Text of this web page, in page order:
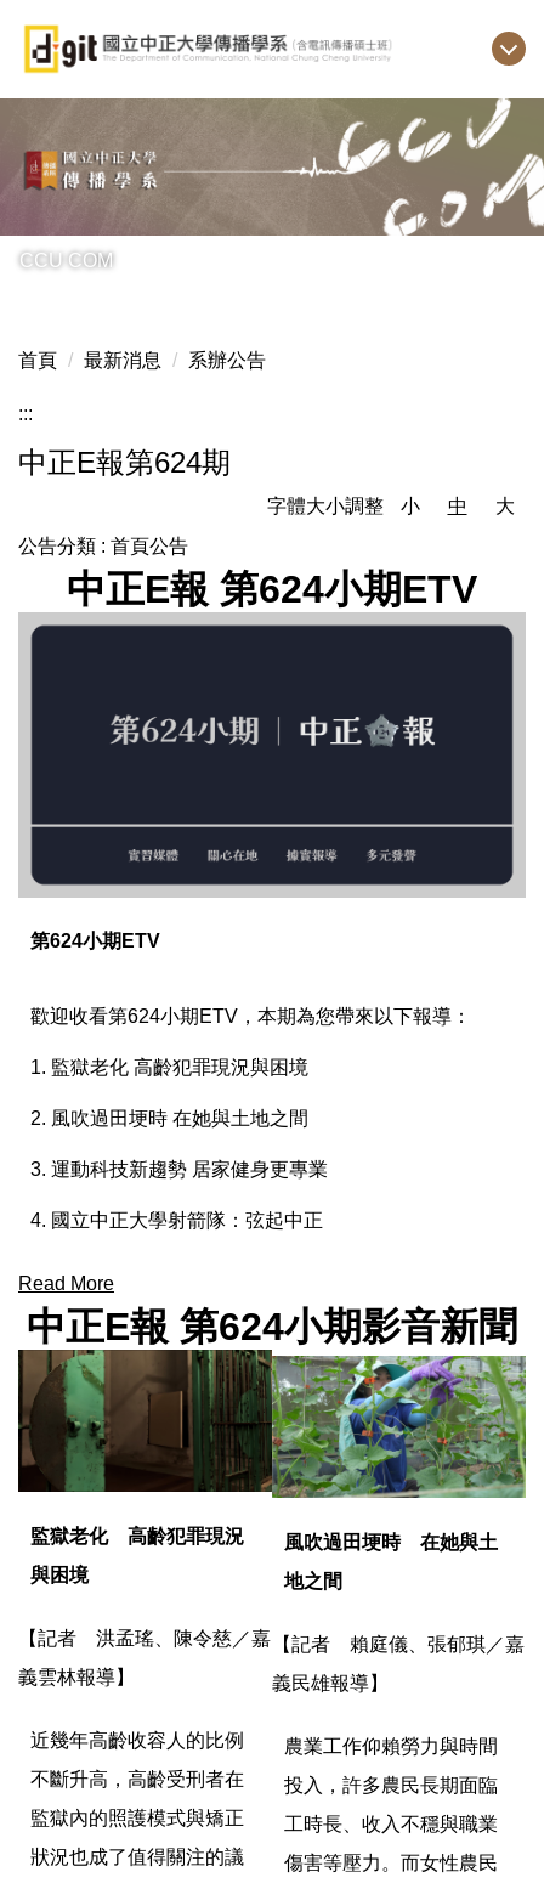
主
區
CCU COM
首頁 最新消息 系辦公告
:::
中正E報第624期
字體大小調整 小 中
大
公告分類 : 首頁公告
中正E報 第624小期ETV
第624小期ETV
歡迎收看第624小期ETV，本期為您帶來以下報導：
1. 監獄老化 高齡犯罪現況與困境
2. 風吹過田埂時 在她與土地之間
3. 運動科技新趨勢 居家健身更專業
4. 國立中正大學射箭隊：弦起中正
Read More
中正E報 第624小期影音新聞
監獄老化 高齡犯罪現況
與困境
【記者 洪孟瑤、陳令慈／嘉
義雲林報導】
近幾年高齡收容人的比例
不斷升高， 高齡受刑者在
監獄內的照護模式與矯正
狀況也成了值得關注的議
風吹過田埂時 在她與土
地之間
【記者 賴庭儀、張郁琪／嘉
義民雄報導】
農業工作仰賴勞力與時間
投入，許多農民長期面臨
工時長、 收入不穩與職業
傷害等壓力。而女性農民